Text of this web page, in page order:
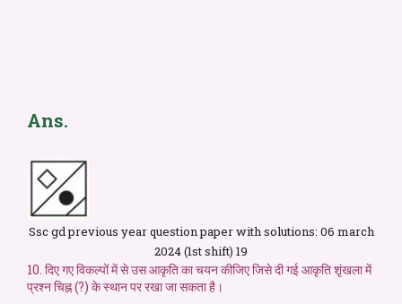
Ans.
Ssc gd previous year question paper with solutions: 06 march
2024 (1st shift) 19
10. दिए गए विकल्पों में से उस आकृति का चयन कीजिए जिसे दी गई आकृति शृंखला में
प्रश्न चिह्न (?) के स्थान पर रखा जा सकता है।